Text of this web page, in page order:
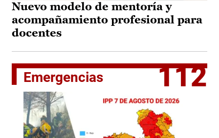
Nuevo modelo de mentoría y
acompañamiento profesional para
docentes
Emergencias 112